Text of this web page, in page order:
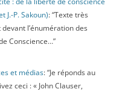
J.-P. Sakoun): “Texte très
l’énumération des
Conscience…”
et médias: “Je réponds au
ceci : « John Clauser,